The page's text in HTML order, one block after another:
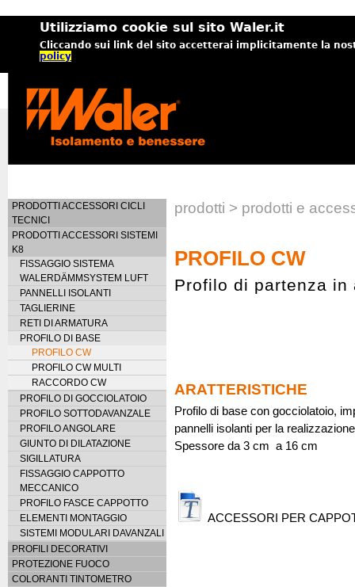
Utilizziamo cookie sul sito Waler.it
Cliccando sui link del sito accetterai implicitamente la
policy
prodotti > prodotti e
PROFILO CW
Profilo di partenza in
ARATTERISTICHE
Profilo di base con gocciolatoio,
pannelli isolanti per la
Spessore da 3 cm a 16 cm
ACCESSORI PER
PRODOTTI ACCESSORI CICLI
TECNICI
PRODOTTI ACCESSORI SISTEMI
K8
FISSAGGIO SISTEMA
WALERDÄMMSYSTEM LUFT
PANNELLI ISOLANTI
TAGLIERINE
RETI DI ARMATURA
PROFILO DI BASE
PROFILO CW
PROFILO CW MULTI
RACCORDO CW
PROFILO DI GOCCIOLATOIO
PROFILO SOTTODAVANZALE
PROFILO ANGOLARE
GIUNTO DI DILATAZIONE
SIGILLATURA
FISSAGGIO CAPPOTTO
MECCANICO
PROFILO FASCE CAPPOTTO
ELEMENTI MONTAGGIO
SISTEMI MODULARI DAVANZALI
PROFILI DECORATIVI
PROTEZIONE FUOCO
COLORANTI TINTOMETRO